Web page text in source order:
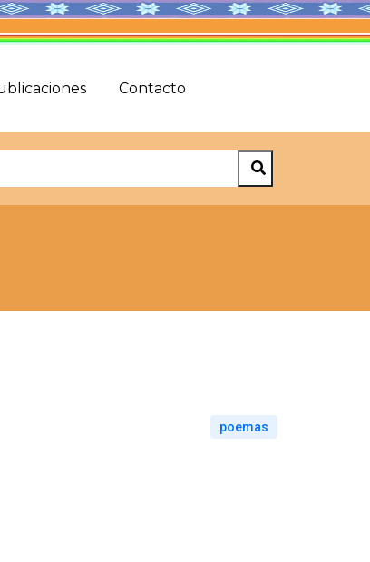
Contacto
poemas